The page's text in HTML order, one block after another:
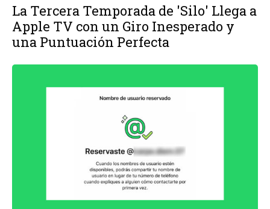
La Tercera Temporada de 'Silo' Llega a
Apple TV con un Giro Inesperado y
una Puntuación Perfecta